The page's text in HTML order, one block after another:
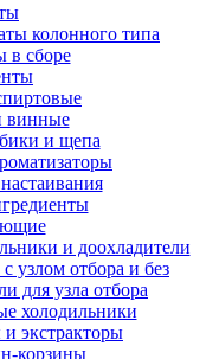
колонного типа
в сборе
винные
и щепа
и доохладители
узлом отбора и без
для узла отбора
холодильники
экстракторы
корзины